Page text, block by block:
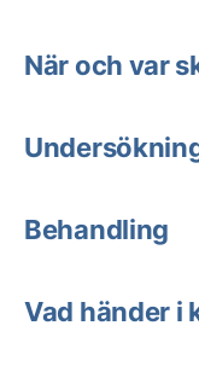
När och var
Behandling
Vad händer i